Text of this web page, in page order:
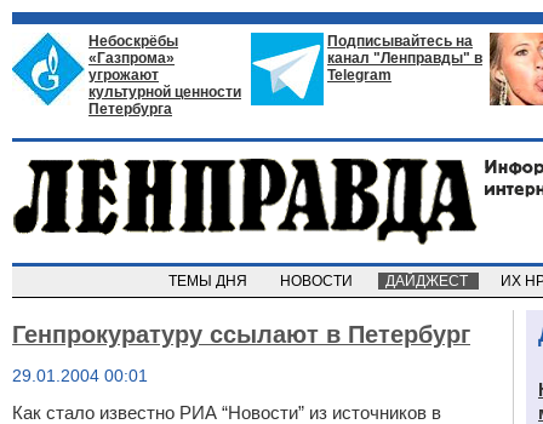
Небоскрёбы
«Газпрома»
угрожают
культурной ценности
Петербурга
Подписывайтесь на
канал "Ленправды" в
Telegram
ТЕМЫ ДНЯ НОВОСТИ ДАЙДЖЕСТ ИХ
Генпрокуратуру ссылают в Петербург
29.01.2004 00:01
Как стало известно РИА “Новости” из источников в